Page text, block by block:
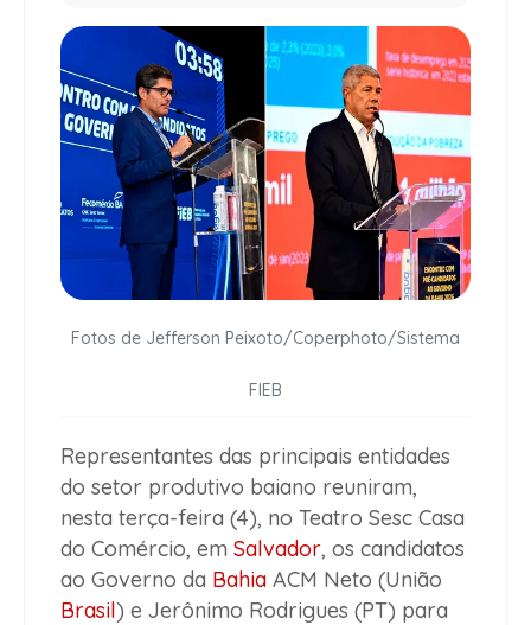
Fotos de Jefferson Peixoto/Coperphoto/Sistema
FIEB
Representantes das principais entidades
do setor produtivo baiano reuniram,
nesta terça-feira (4), no Teatro Sesc Casa
do Comércio, em Salvador, os candidatos
ao Governo da Bahia ACM Neto (União
Brasil) e Jerônimo Rodrigues (PT) para